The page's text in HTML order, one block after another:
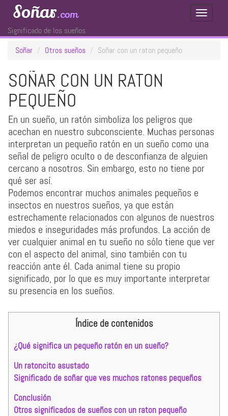
Toggle
Soñar.com
Significado de los sueños
Soñar
Otros sueños Soñar con un raton pequeño
SOÑAR CON UN RATON
PEQUEÑO
En un sueño, un ratón simboliza los peligros que
acechan en nuestro subconsciente. Muchas personas
interpretan un pequeño ratón en un sueño como una
señal de peligro oculto o de desconfianza de alguien
cercano a nosotros. Sin embargo, esto no tiene por
qué ser así.
Podemos encontrar muchos animales pequeños e
insectos en nuestros sueños, ya que están
estrechamente relacionados con algunos de nuestros
miedos e inseguridades más profundos. La acción de
ver cualquier animal en tu sueño no sólo tiene que ver
con el aspecto del animal, sino también con tu
reacción ante él. Cada animal tiene su propio
significado, por lo que es muy importante interpretar
su presencia en los sueños.
Índice de contenidos
¿Qué significa un pequeño ratón en un sueño?
Un ratoncito asustado
Significado de soñar que ves muchos ratones pequeños
Conclusión
Otros significados de sueños con un raton pequeño